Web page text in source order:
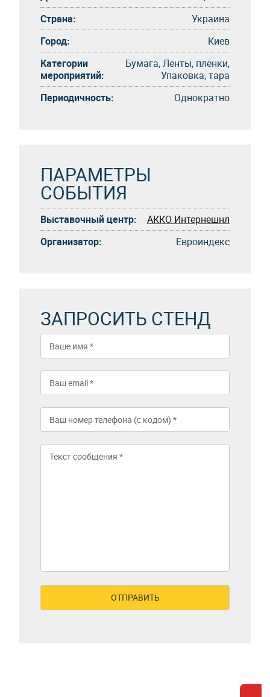
Страна:
Украина
Город:
Киев
Категории
мероприятий:
Бумага, Ленты, плёнки,
Упаковка, тара
Периодичность:
Однократно
ПАРАМЕТРЫ
СОБЫТИЯ
Выставочный центр:
АККО Интернешнл
Организатор:
Евроиндекс
ЗАПРОСИТЬ СТЕНД